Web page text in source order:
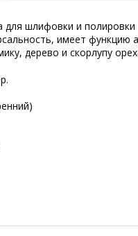
для шлифовки и
имеет функцию
дерево и скорлупу